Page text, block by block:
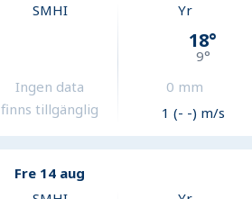
SMHI
Ingen data
finns tillgänglig
Yr
18°
9°
0 mm
1 (- -) m/s
Fre 14 aug